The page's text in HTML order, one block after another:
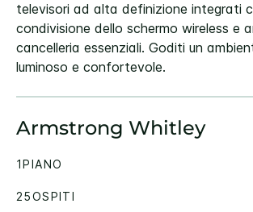
televisori ad alta definizione integrati
condivisione dello schermo wireless e
cancelleria essenziali. Goditi un
luminoso e confortevole.
Armstrong Whitley
1PIANO
25OSPITI